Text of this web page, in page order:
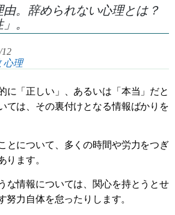
。辞められない心理とは？
。
12
心理
に「正しい」、あるいは「本当」だと
ては、その裏付けとなる情報ばかりを
とについて、多くの時間や労力をつぎ
ります。
な情報については、関心を持とうとせ
努力自体を怠ったりします。